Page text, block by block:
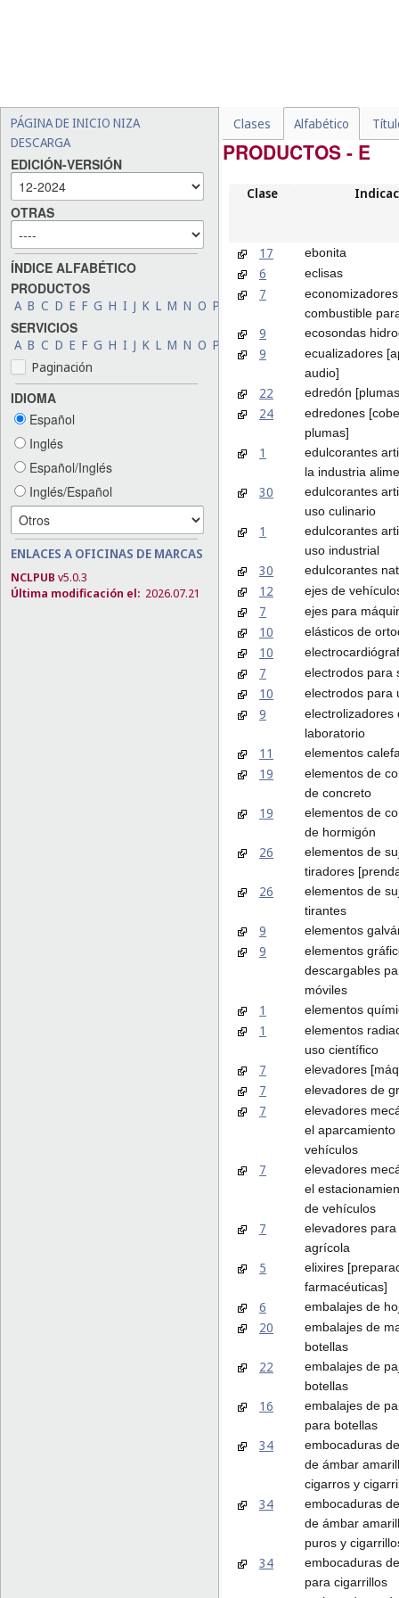
PÁGINA DE INICIO NIZA
DESCARGA
EDICIÓN-VERSIÓN
OTRAS
ÍNDICE ALFABÉTICO
PRODUCTOS
A B C D E F G H I J K L M N O P R S X Z
SERVICIOS
A B C D E F G H I J K L M N O P R S
Paginación
IDIOMA
Español
Inglés
Español/Inglés
Inglés/Español
ENLACES A OFICINAS DE MARCAS
NCLPUB v5.0.3
Última modificación el: 2026.07.21
Clases Alfabético
PRODUCTOS - E
Clase
17 ebonita
6 eclisas
7
combustible
9 ecosondas
9
ecualizadores
audio]
22 edredón
24
edredones
plumas]
1
edulcorantes
la industria
30
edulcorantes
uso culinario
1
edulcorantes
uso industrial
30 edulcorantes
12 ejes de
7 ejes para
10 elásticos de
10
7 electrodos para
10 electrodos para
9
electrolizadores
laboratorio
11 elementos
19
elementos de
de concreto
19
elementos de
de hormigón
26
elementos de
tiradores
26
elementos de
tirantes
9 elementos
9
elementos
descargables
móviles
1 elementos
1
elementos
uso científico
7 elevadores
7 elevadores de
7
elevadores
el aparcamiento
vehículos
7
elevadores
el
de vehículos
7
elevadores para
agrícola
5
elixires
farmacéuticas]
6 embalajes de
20
embalajes de
botellas
22
embalajes de
botellas
16
embalajes de
para botellas
34
embocaduras
de ámbar
cigarros y
34
embocaduras
de ámbar
puros y
34
embocaduras
para cigarrillos